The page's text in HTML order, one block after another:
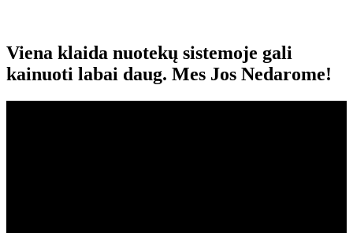
Viena klaida nuotekų sistemoje gali
kainuoti labai daug. Mes Jos Nedarome!